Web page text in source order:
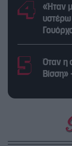
«Ήταν
υστέρω
Όταν η
Βίσση»